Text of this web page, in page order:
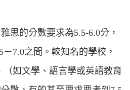
思的分數要求為5.5-6.0分，
7.0之間。較知名的學校，
如文學、語言學或英語教育